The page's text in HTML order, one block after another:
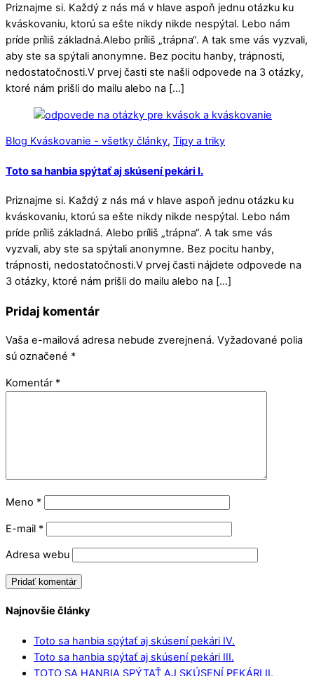
Priznajme si. Každý z nás má v hlave aspoň jednu otázku ku
kváskovaniu, ktorú sa ešte nikdy nikde nespýtal. Lebo nám
príde príliš základná.Alebo príliš „trápna“. A tak sme vás vyzvali,
aby ste sa spýtali anonymne. Bez pocitu hanby, trápnosti,
nedostatočnosti.V prvej časti ste našli odpovede na 3 otázky,
ktoré nám prišli do mailu alebo na […]
Blog Kváskovanie - všetky články, Tipy a triky
Toto sa hanbia spýtať aj skúsení pekári I.
Priznajme si. Každý z nás má v hlave aspoň jednu otázku ku
kváskovaniu, ktorú sa ešte nikdy nikde nespýtal. Lebo nám
príde príliš základná. Alebo príliš „trápna“. A tak sme vás
vyzvali, aby ste sa spýtali anonymne. Bez pocitu hanby,
trápnosti, nedostatočnosti.V prvej časti nájdete odpovede na
3 otázky, ktoré nám prišli do mailu alebo na […]
Pridaj komentár
Vaša e-mailová adresa nebude zverejnená. Vyžadované polia
sú označené *
Komentár *
Meno *
E-mail *
Adresa webu
Najnovšie články
Toto sa hanbia spýtať aj skúsení pekári IV.
Toto sa hanbia spýtať aj skúsení pekári III.
TOTO SA HANBIA SPÝTAŤ AJ SKÚSENÍ PEKÁRI II.